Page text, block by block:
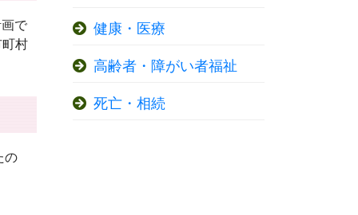
で
村
の
健康・医療
高齢者・障がい者福祉
死亡・相続